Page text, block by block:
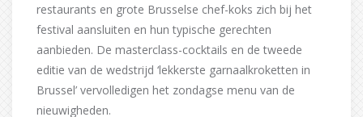
restaurants en grote Brusselse chef-koks zich bij het
festival aansluiten en hun typische gerechten
aanbieden. De masterclass-cocktails en de tweede
editie van de wedstrijd ‘lekkerste garnaalkroketten in
Brussel’ vervolledigen het zondagse menu van de
nieuwigheden.